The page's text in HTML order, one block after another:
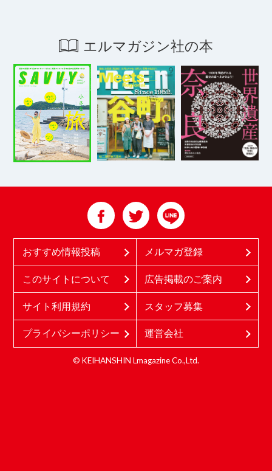
エルマガジン社の本
おすすめ情報投稿 メルマガ登録
このサイトについて 広告掲載のご案内
サイト利用規約 スタッフ募集
プライバシーポリシー 運営会社
© KEIHANSHIN Lmagazine Co.,Ltd.